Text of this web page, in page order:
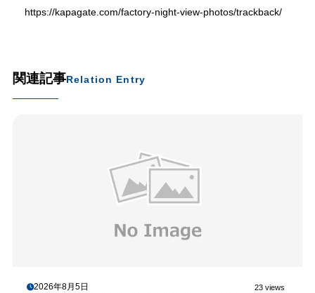
https://kapagate.com/factory-night-view-photos/trackback/
関連記事Relation Entry
2026年8月5日 23 views